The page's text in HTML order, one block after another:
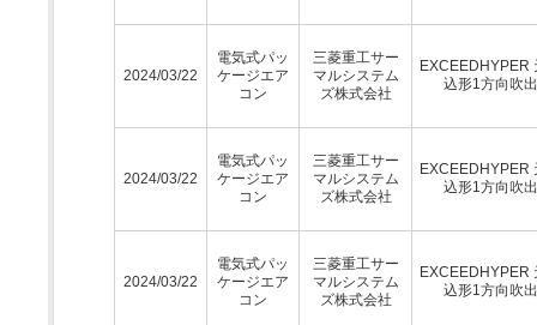
2024/03/22
電気式パッ
ケージエア
コン
三菱重工サー
マルシステム
ズ株式会社
EXCEEDHYPER
込形1方向吹
2024/03/22
電気式パッ
ケージエア
コン
三菱重工サー
マルシステム
ズ株式会社
EXCEEDHYPER
込形1方向吹
2024/03/22
電気式パッ
ケージエア
コン
三菱重工サー
マルシステム
ズ株式会社
EXCEEDHYPER
込形1方向吹